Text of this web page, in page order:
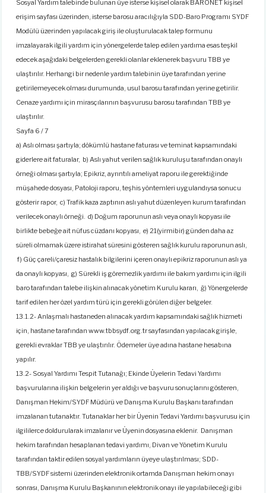
Sosyal Yardım talebinde bulunan üye isterse kişisel olarak BARONET kişisel
erişim sayfası üzerinden, isterse barosu aracılığıyla SDD-Baro Programı SYDF
Modülü üzerinden yapılacak giriş ile oluşturulacak talep formunu
imzalayarak ilgili yardım için yönergelerde talep edilen yardıma esas teşkil
edecek aşağıdaki belgelerden gerekli olanlar eklenerek başvuru TBB ye
ulaştırılır. Herhangi bir nedenle yardım talebinin üye tarafından yerine
getirilemeyecek olması durumunda, usul barosu tarafından yerine getirilir.
Cenaze yardımı için mirasçılarının başvurusu barosu tarafından TBB ye
ulaştırılır.
Sayfa 6 / 7
a) Aslı olması şartıyla; dökümlü hastane faturası ve teminat kapsamındaki
giderlere ait faturalar, b) Aslı yahut verilen sağlık kuruluşu tarafından onaylı
örneği olması şartıyla; Epikriz, ayrıntılı ameliyat raporu ile gerektiğinde
müşahede dosyası, Patoloji raporu, teşhis yöntemleri uygulandıysa sonucu
gösterir rapor, c) Trafik kaza zaptının aslı yahut düzenleyen kurum tarafından
verilecek onaylı örneği. d) Doğum raporunun aslı veya onaylı kopyası ile
birlikte bebeğe ait nüfus cüzdanı kopyası, e) 21(yirmibir) günden daha az
süreli olmamak üzere istirahat süresini gösteren sağlık kurulu raporunun aslı,
f) Güç çareli/çaresiz hastalık bilgilerini içeren onaylı epikriz raporunun aslı ya
da onaylı kopyası, g) Sürekli iş göremezlik yardımı ile bakım yardımı için ilgili
baro tarafından talebe ilişkin alınacak yönetim Kurulu kararı, ğ) Yönergelerde
tarif edilen her özel yardım türü için gerekli görülen diğer belgeler.
13.1.2- Anlaşmalı hastaneden alınacak yardım kapsamındaki sağlık hizmeti
için, hastane tarafından www.tbbsydf.org.tr sayfasından yapılacak girişle,
gerekli evraklar TBB ye ulaştırılır. Ödemeler üye adına hastane hesabına
yapılır.
13.2- Sosyal Yardımı Tespit Tutanağı; Ekinde Üyelerin Tedavi Yardımı
başvurularına ilişkin belgelerin yer aldığı ve başvuru sonuçlarını gösteren,
Danışman Hekim/SYDF Müdürü ve Danışma Kurulu Başkanı tarafından
imzalanan tutanaktır. Tutanaklar her bir Üyenin Tedavi Yardımı başvurusu için
ilgililerce doldurularak imzalanır ve Üyenin dosyasına eklenir. Danışman
hekim tarafından hesaplanan tedavi yardımı, Divan ve Yönetim Kurulu
tarafından taktir edilen sosyal yardımların üyeye ulaştırılması; SDD-
TBB/SYDF sistemi üzerinden elektronik ortamda Danışman hekim onayı
sonrası, Danışma Kurulu Başkanının elektronik onayı ile yapılabileceği gibi